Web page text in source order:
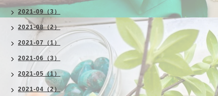
2021-09（3）
2021-08（2）
2021-07（1）
2021-06（3）
2021-05（1）
2021-04（2）